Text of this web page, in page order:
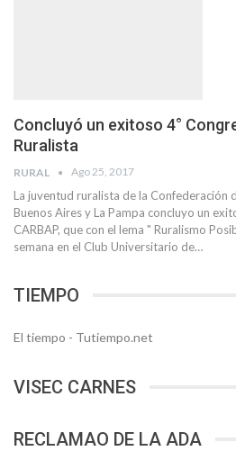
Concluyó un exitoso 4°
Ruralista
RURAL Ago 25, 2017
La juventud ruralista de la Confederación
Buenos Aires y La Pampa concluyo un
CARBAP, que con el lema " Ruralismo
semana en el Club Universitario de…
TIEMPO
El tiempo - Tutiempo.net
VISEC CARNES
RECLAMAO DE LA ADA